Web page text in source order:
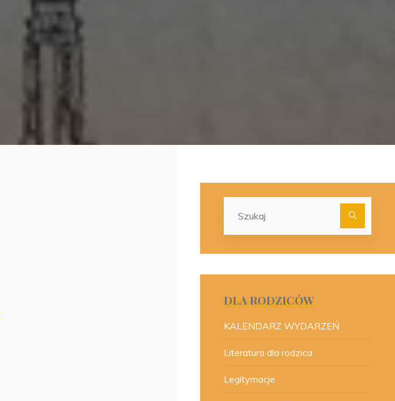
DLA RODZICÓW
KALENDARZ WYDARZEŃ
Literatura dla rodzica
Legitymacje